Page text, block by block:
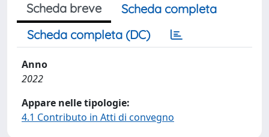
Scheda breve
Scheda completa
Scheda completa (DC)
Anno
2022
Appare nelle tipologie:
4.1 Contributo in Atti di convegno